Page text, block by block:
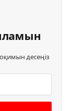
десеңіз